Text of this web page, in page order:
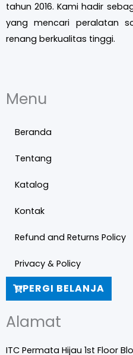
tahun 2016. Kami hadir
yang mencari peralatan
renang berkualitas tinggi.
Menu
Beranda
Tentang
Katalog
Kontak
Refund and Returns Policy
Privacy & Policy
PERGI BELANJA
Alamat
ITC Permata Hijau 1st Floor